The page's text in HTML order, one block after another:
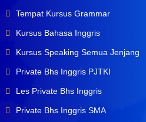
Tempat Kursus Grammar
Kursus Bahasa Inggris
Kursus Speaking Semua Jenjang
Private Bhs Inggris PJTKI
Les Private Bhs Inggris
Private Bhs Inggris SMA